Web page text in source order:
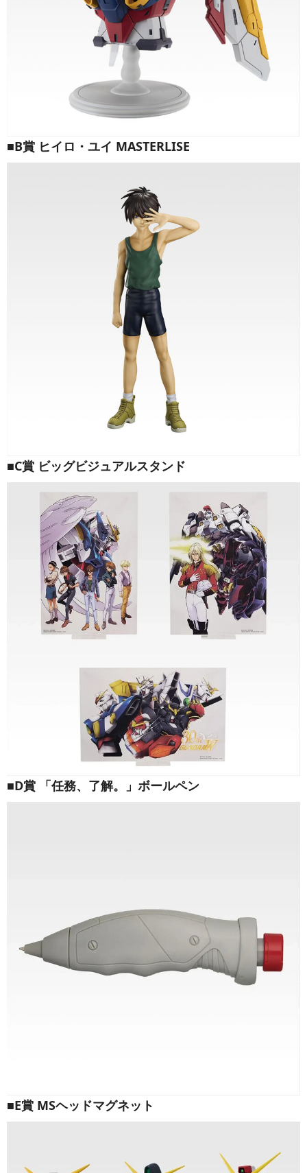
■B賞 ヒイロ・ユイ MASTERLISE
■C賞 ビッグビジュアルスタンド
■D賞 「任務、了解。」ボールペン
■E賞 MSヘッドマグネット